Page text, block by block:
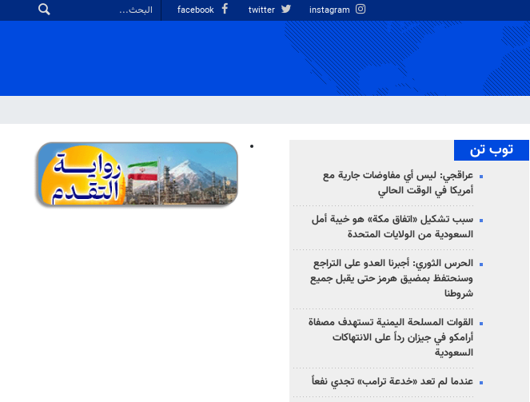
توب تن
عراقجي: ليس أي مفاوضات جارية مع
أمريكا في الوقت الحالي
سبب تشكيل «اتفاق مكة» هو خيبة أمل
السعودية من الولايات المتحدة
الحرس الثوري: أجبرنا العدو على التراجع
وسنحتفظ بمضيق هرمز حتى يقبل جميع
شروطنا
القوات المسلحة اليمنية تستهدف مصفاة
أرامكو في جيزان رداً على الانتهاكات
السعودية
عندما لم تعد «خدعة ترامب» تجدي نفعاً